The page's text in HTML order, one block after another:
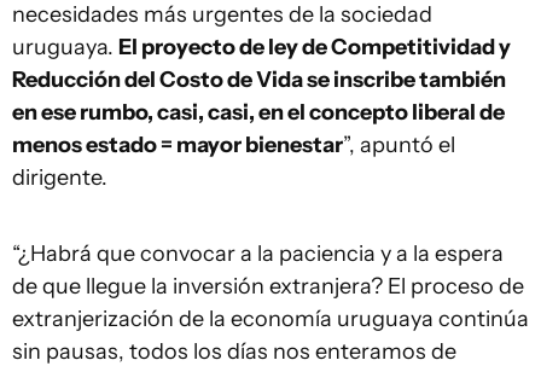
necesidades más urgentes de la sociedad
uruguaya. El proyecto de ley de Competitividad y
Reducción del Costo de Vida se inscribe también
en ese rumbo, casi, casi, en el concepto liberal de
menos estado = mayor bienestar”, apuntó el
dirigente.
“¿Habrá que convocar a la paciencia y a la espera
de que llegue la inversión extranjera? El proceso de
extranjerización de la economía uruguaya continúa
sin pausas, todos los días nos enteramos de